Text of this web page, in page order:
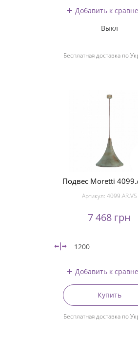
Добавить к
Выкл
Бесплатная доставка по
Подвес Moretti
Артикул: 4099.AR.VS
7 468 грн
1200
Добавить к
Купить
Бесплатная доставка по